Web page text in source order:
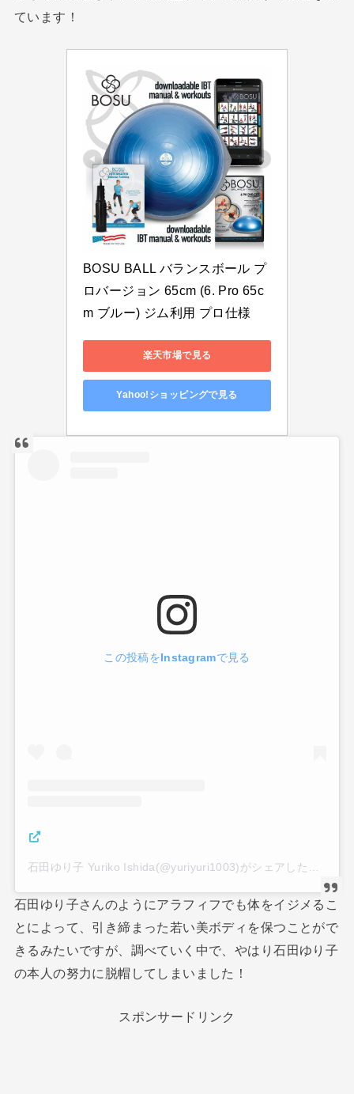
ています！
BOSU BALL バランスボール プ
ロバージョン 65cm (6. Pro 65c
m ブルー) ジム利用 プロ仕様
楽天市場で見る
Yahoo!ショッピングで見る
この投稿をInstagramで見る
石田ゆり子さんのようにアラフィフでも体をイジメるこ
とによって、引き締まった若い美ボディを保つことがで
きるみたいですが、調べていく中で、やはり石田ゆり子
の本人の努力に脱帽してしまいました！
スポンサードリンク